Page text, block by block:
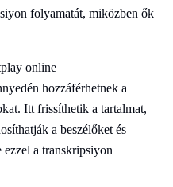
folyamatát, miközben ők
online
hozzáférhetnek a
Itt frissíthetik a tartalmat,
a beszélőket és
ezzel a transkripsiyon